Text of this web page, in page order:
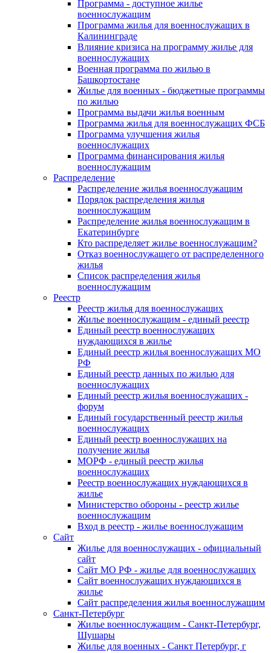
Программа - доступное жилье
военнослужащим
Программа жилья для военнослужащих в
Калининграде
Влияние кризиса на программу жилье для
военнослужащих
Военная программа по жилью в
Башкортостане
Жилье для военных - бюджетные программы
по жилью
Программа выдачи жилья военным
Программа жилья для военнослужащих ФСБ
Программа улучшения жилья
военнослужащих
Программа финансирования жилья
военнослужащим
Распределение
Распределение жилья военнослужащим
Порядок распределения жилья
военнослужащим
Распределение жилья военнослужащим в
Екатеринбурге
Кто распределяет жилье военнослужащим?
Отказ военнослужащего от распределенного
жилья
Список распределения жилья
военнослужащим
Реестр
Реестр жилья для военнослужащих
Жилье военнослужащим - единый реестр
Единый реестр военнослужащих
нуждающихся в жилье
Единый реестр жилья военнослужащих МО
РФ
Единый реестр данных по жилью для
военнослужащих
Единый реестр жилья военнослужащих -
форум
Единый государственный реестр жилья
военнослужащих
Единый реестр военнослужащих на
получение жилья
МОРФ - единый реестр жилья
военнослужащих
Реестр военнослужащих нуждающихся в
жилье
Министерство обороны - реестр жилье
военнослужащим
Вход в реестр - жилье военнослужащим
Сайт
Жилье для военнослужащих - официальный
сайт
Сайт МО РФ - жилье для военнослужащих
Сайт военнослужащих нуждающихся в
жилье
Сайт распределения жилья военнослужащим
Санкт-Петербург
Жилье военнослужащим - Санкт-Петербург,
Шушары
Жилье для военных - Санкт Петербург, г